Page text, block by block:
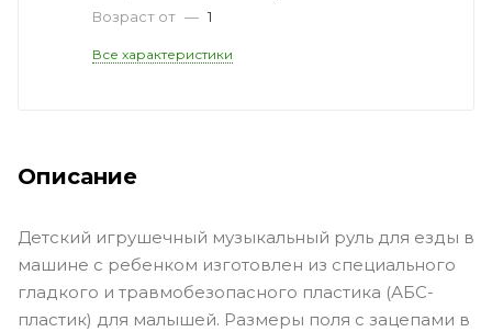
Возраст от — 1
Все характеристики
Описание
Детский игрушечный музыкальный руль для езды в
машине с ребенком изготовлен из специального
гладкого и травмобезопасного пластика (АБС-
пластик) для малышей. Размеры поля с зацепами в